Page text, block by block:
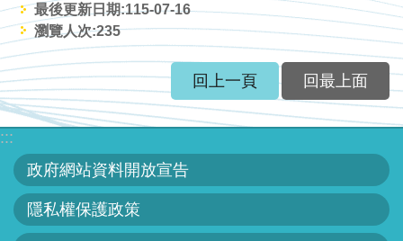
最後更新日期:115-07-16
瀏覽人次:235
回上一頁 回最上面
:::
政府網站資料開放宣告
隱私權保護政策